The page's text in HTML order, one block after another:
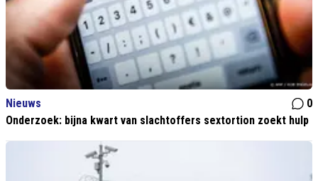
Nieuws
0
Onderzoek: bijna kwart van slachtoffers sextortion zoekt hulp